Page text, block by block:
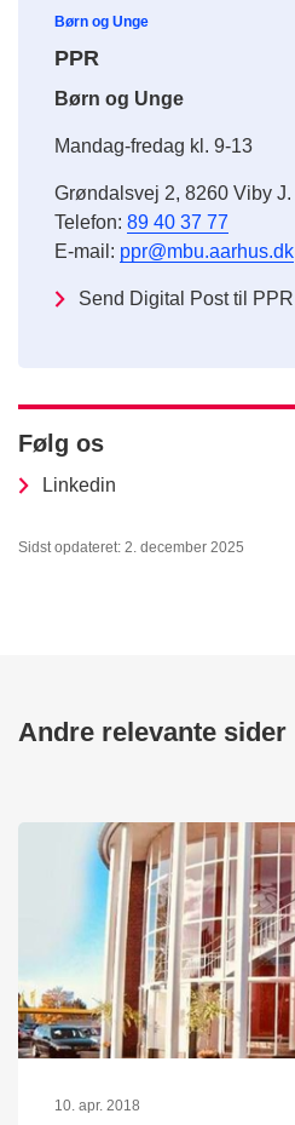
Børn og Unge
PPR
Børn og Unge
Mandag-fredag kl. 9-13
Grøndalsvej 2, 8260 Viby J.
Telefon: 89 40 37 77
E-mail: ppr@mbu.aarhus.dk
Send Digital Post til PPR
Følg os
Linkedin
Sidst opdateret: 2. december 2025
Andre relevante sider
10. apr. 2018